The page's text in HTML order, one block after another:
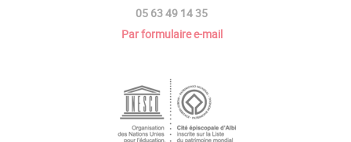
05 63 49 14 35
Par formulaire e-mail